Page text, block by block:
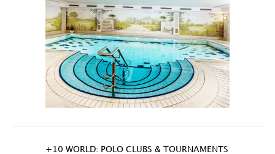
+10 WORLD: POLO CLUBS & TOURNAMENTS